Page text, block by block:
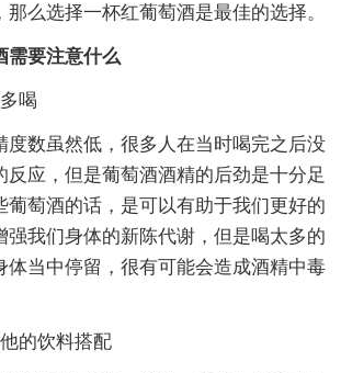
么选择一杯红葡萄酒是最佳的选择。
需要注意什么
喝
度数虽然低，很多人在当时喝完之后没
反应，但是葡萄酒酒精的后劲是十分足
葡萄酒的话，是可以有助于我们更好的
强我们身体的新陈代谢，但是喝太多的
体当中停留，很有可能会造成酒精中毒
的饮料搭配